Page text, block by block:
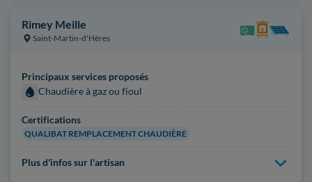
Rimey Meille
Saint-Martin-d'Hères
Principaux services proposés
Chaudière à gaz ou fioul
Certifications
QUALIBAT REMPLACEMENT CHAUDIÈRE
Plus d'infos sur l'artisan